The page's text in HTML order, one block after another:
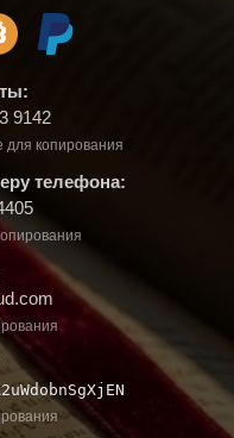
9142
для копирования
телефона: